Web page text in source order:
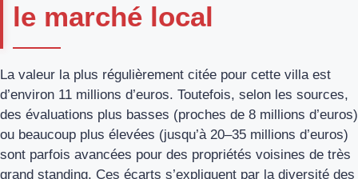
le marché local
La valeur la plus régulièrement citée pour cette villa est
d’environ 11 millions d’euros. Toutefois, selon les sources,
des évaluations plus basses (proches de 8 millions d’euros)
ou beaucoup plus élevées (jusqu’à 20–35 millions d’euros)
sont parfois avancées pour des propriétés voisines de très
grand standing. Ces écarts s’expliquent par la diversité des